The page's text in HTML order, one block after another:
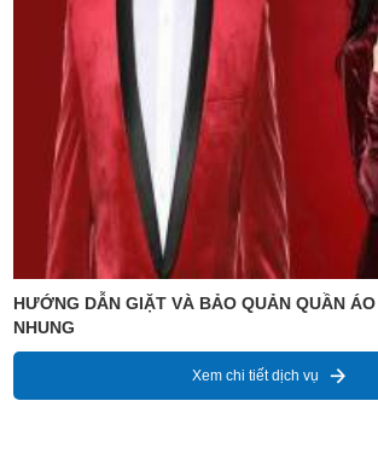
HƯỚNG DẪN GIẶT VÀ BẢO QUẢN QUẦN
NHUNG
Xem chi tiết dịch vụ